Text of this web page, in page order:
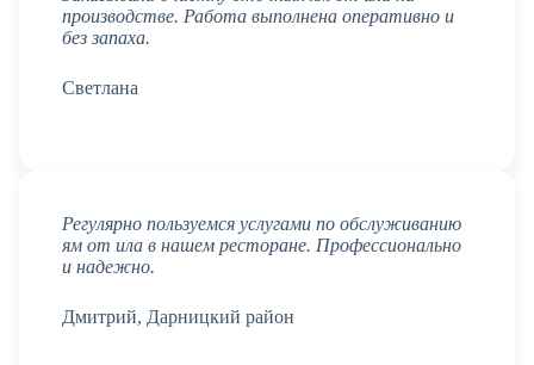
производстве. Работа выполнена оперативно и
без запаха.
Светлана
Регулярно пользуемся услугами по обслуживанию
ям от ила в нашем ресторане. Профессионально
и надежно.
Дмитрий, Дарницкий район